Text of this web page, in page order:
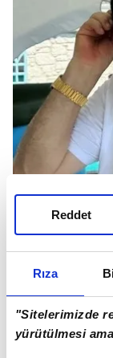
Rıza
"Sitelerimizde
yürütülmesi
Reddet
Ünlü